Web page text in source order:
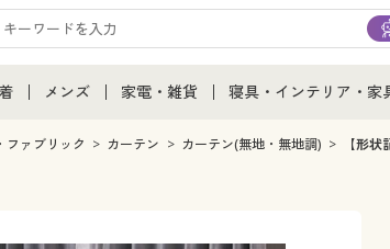
通販すべて
メンズ
メンズ通販すべて
家電・雑貨
家電・雑貨すべて
寝具・インテリア・家
寝具・インテリア・家
ファブリック カーテン カーテン(無地・無地調) 【形